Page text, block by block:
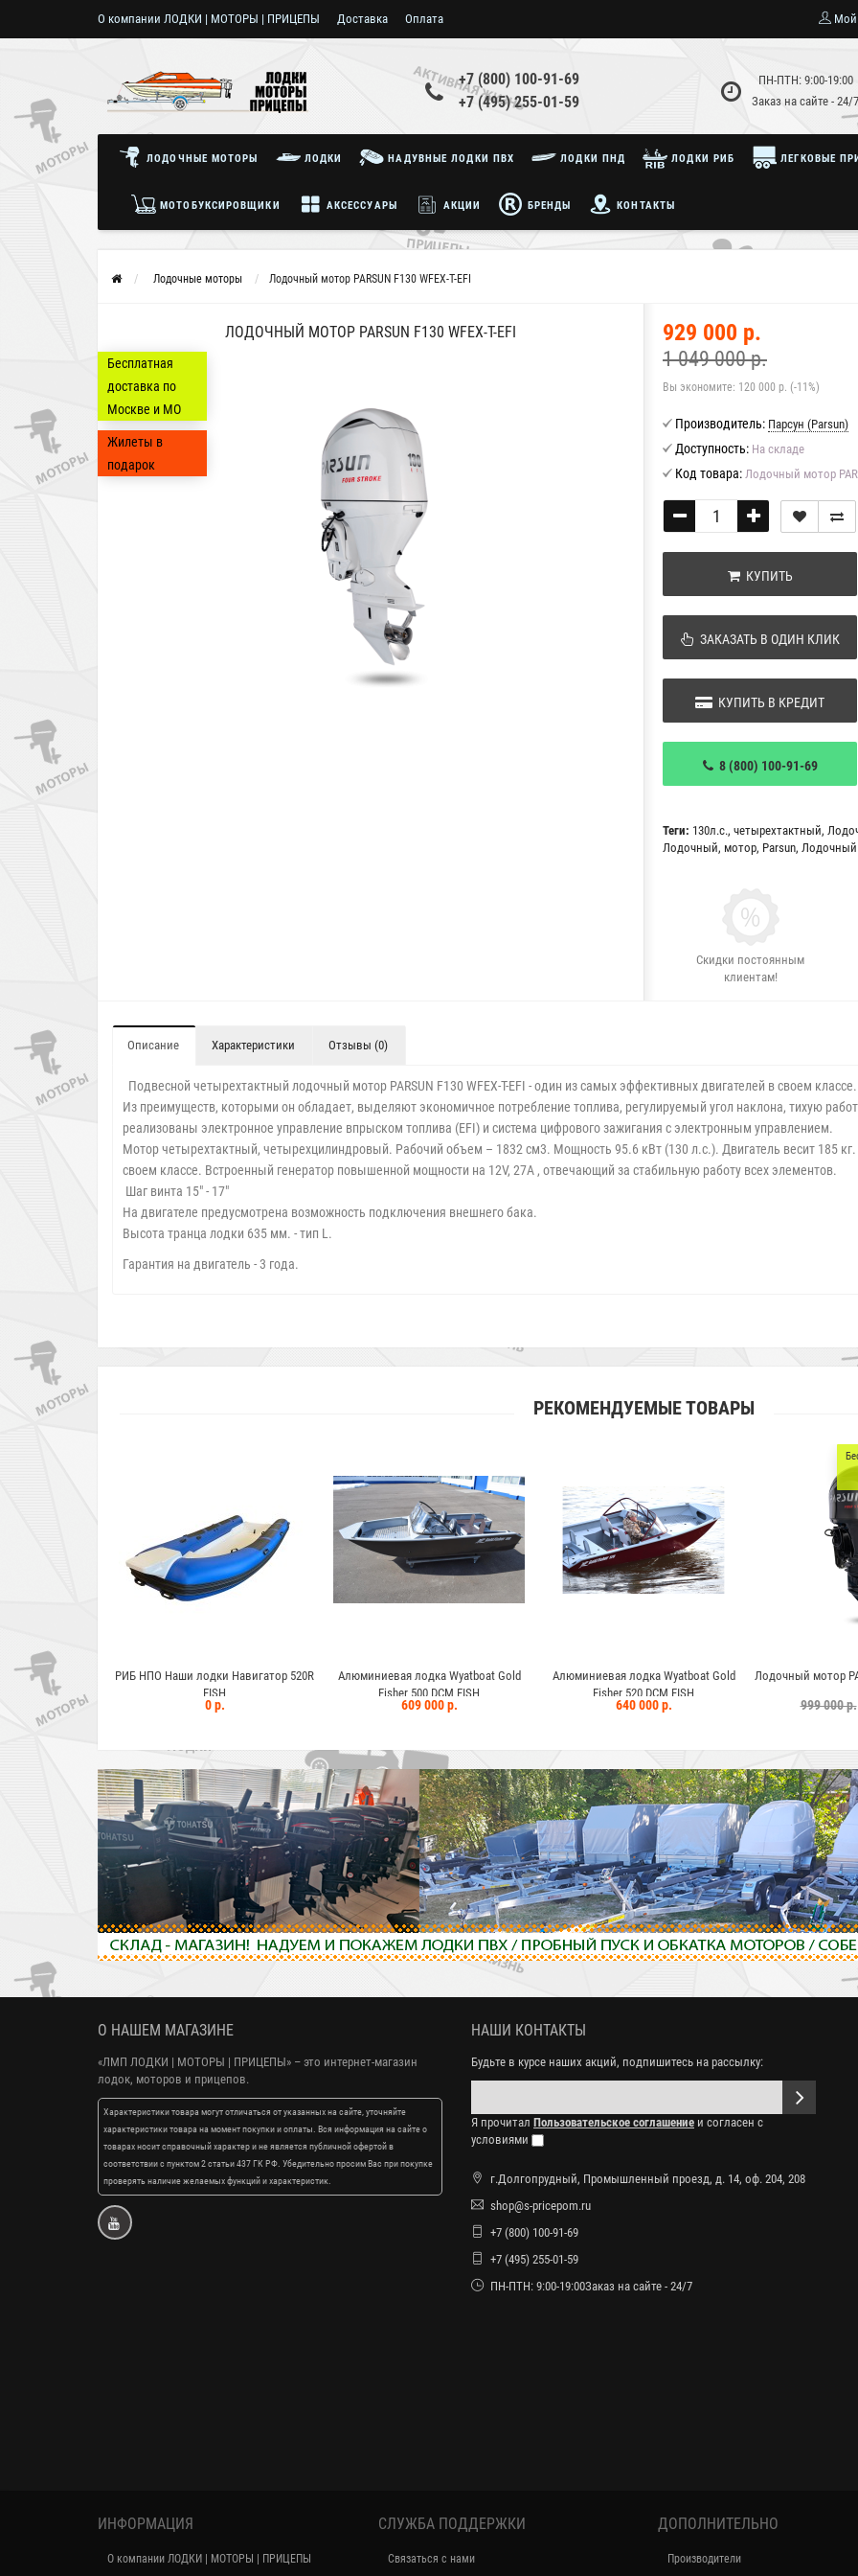
О компании ЛОДКИ | МОТОРЫ | ПРИЦЕПЫ Доставка Оплата Мой
+7 (800) 100-91-69
+7 (495) 255-01-59
ПН-ПТН: 9:00-19:00
Заказ на сайте - 24/7
ЛОДОЧНЫЕ МОТОРЫ ЛОДКИ НАДУВНЫЕ ЛОДКИ ПВХ ЛОДКИ ПНД ЛОДКИ РИБ ЛЕГКОВЫЕ
МОТОБУКСИРОВЩИКИ АКСЕССУАРЫ АКЦИИ БРЕНДЫ КОНТАКТЫ
Лодочные моторы Лодочный мотор PARSUN F130 WFEX-T-EFI
ЛОДОЧНЫЙ МОТОР PARSUN F130 WFEX-T-EFI
Бесплатная
доставка по
Москве и МО
Жилеты в
подарок
929 000 р.
1 049 000 р.
Вы экономите: 120 000 р. (-11%)
Производитель: Парсун (Parsun)
Доступность: На складе
Код товара: Лодочный мотор
КУПИТЬ
ЗАКАЗАТЬ В ОДИН КЛИК
КУПИТЬ В КРЕДИТ
8 (800) 100-91-69
Теги: 130л.с., четырехтактный,
Лодочный, мотор, Parsun, Лодочный
Скидки постоянным
клиентам!
Описание Характеристики Отзывы (0)
Подвесной четырехтактный лодочный мотор PARSUN F130 WFEX-T-EFI - один из самых эффективных двигателей в своем классе.
Из преимуществ, которыми он обладает, выделяют экономичное потребление топлива, регулируемый угол наклона, тихую
реализованы электронное управление впрыском топлива (EFI) и система цифрового зажигания с электронным управлением.
Мотор четырехтактный, четырехцилиндровый. Рабочий объем – 1832 см3. Мощность 95.6 кВт (130 л.с.). Двигатель весит 185
своем классе. Встроенный генератор повышенной мощности на 12V, 27A , отвечающий за стабильную работу всех элементов.
Шаг винта 15" - 17"
На двигателе предусмотрена возможность подключения внешнего бака.
Высота транца лодки 635 мм. - тип L.
Гарантия на двигатель - 3 года.
РЕКОМЕНДУЕМЫЕ ТОВАРЫ
Навигатор 520R
Алюминиевая лодка Wyatboat Gold
Fisher 500 DCM FISH
609 000 р.
Алюминиевая лодка Wyatboat Gold
Fisher 520 DCM FISH
640 000 р.
Жилеты в подарок
Лодочный мотор PARSUN F130 FEX-T-EFI
999 000 р.899 900 р.
Лодочный
1
О НАШЕМ МАГАЗИНЕ
«ЛМП ЛОДКИ | МОТОРЫ | ПРИЦЕПЫ» – это интернет-магазин
лодок, моторов и прицепов.
Характеристики товара могут отличаться от указанных на сайте, уточняйте
характеристики товара на момент покупки и оплаты. Вся информация на сайте о
товарах носит справочный характер и не является публичной офертой в
соответствии с пунктом 2 статьи 437 ГК РФ. Убедительно просим Вас при покупке
проверять наличие желаемых функций и характеристик.
НАШИ КОНТАКТЫ
Будьте в курсе наших акций, подпишитесь на рассылку:
Я прочитал Пользовательское соглашение и согласен с
условиями
г.Долгопрудный, Промышленный проезд, д. 14, оф. 204, 208
shop@s-pricepom.ru
+7 (800) 100-91-69
+7 (495) 255-01-59
ПН-ПТН: 9:00-19:00Заказ на сайте - 24/7
ИНФОРМАЦИЯ
О компании ЛОДКИ | МОТОРЫ | ПРИЦЕПЫ
СЛУЖБА ПОДДЕРЖКИ
Связаться с нами
ДОПОЛНИТЕЛЬНО
Производители